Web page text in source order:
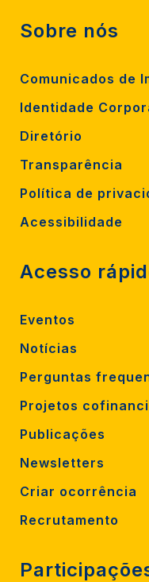
Sobre nós
Comunicados de
Identidade
Diretório
Transparência
Política de
Acessibilidade
Acesso
Eventos
Notícias
Perguntas
Projetos
Publicações
Newsletters
Criar ocorrência
Recrutamento